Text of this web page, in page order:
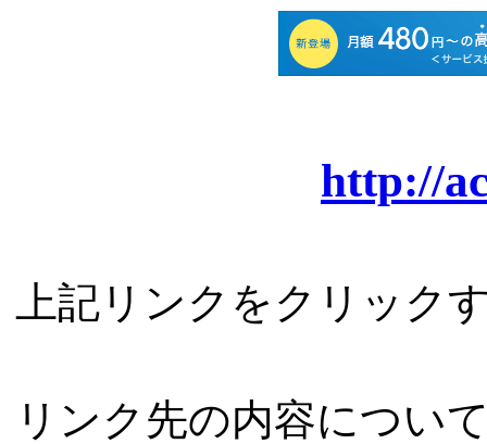
http://
上記リンクをクリック
リンク先の内容につい